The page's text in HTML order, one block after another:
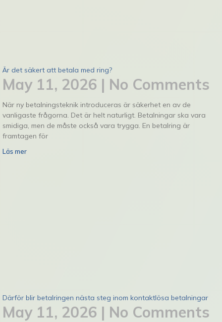
Är det säkert att betala med ring?
May 11, 2026 No Comments
När ny betalningsteknik introduceras är säkerhet en av de
vanligaste frågorna. Det är helt naturligt. Betalningar ska vara
smidiga, men de måste också vara trygga. En betalring är
framtagen för
Läs mer
Därför blir betalringen nästa steg inom kontaktlösa betalningar
May 11, 2026 No Comments